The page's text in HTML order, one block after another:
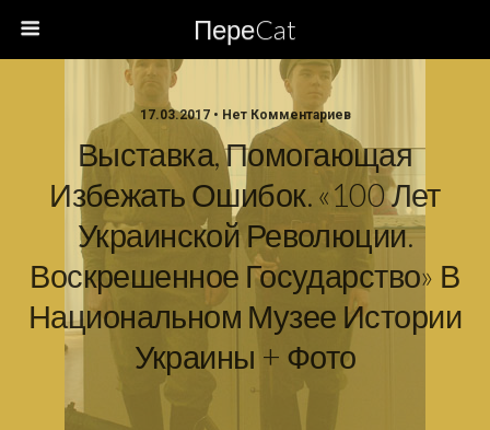
ПереCat
17.03.2017 • Нет Комментариев
Выставка, Помогающая
Избежать Ошибок. «100 Лет
Украинской Революции.
Воскрешенное Государство» В
Национальном Музее Истории
Украины + Фото